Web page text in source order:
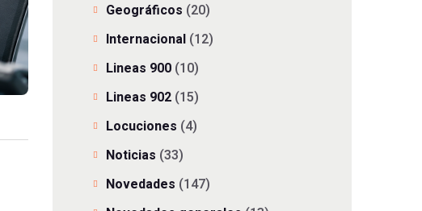
Geográficos (20)
Internacional (12)
Lineas 900 (10)
Lineas 902 (15)
Locuciones (4)
Noticias (33)
Novedades (147)